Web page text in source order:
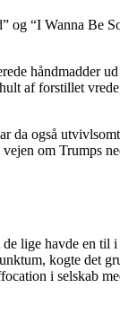
“I Wanna Be
håndmadder
af forstillet
også
om Trumps
lige havde en til
kogte det
i selskab